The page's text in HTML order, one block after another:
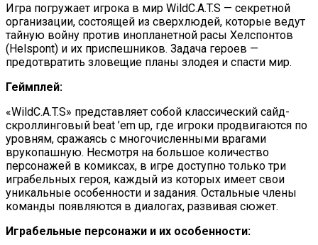
Игра погружает игрока в мир WildC.A.T.S — секретной
организации, состоящей из сверхлюдей, которые ведут
тайную войну против инопланетной расы Хелспонтов
(Helspont) и их приспешников. Задача героев —
предотвратить зловещие планы злодея и спасти мир.
Геймплей:
«WildC.A.T.S» представляет собой классический сайд-
скроллинговый beat ’em up, где игроки продвигаются по
уровням, сражаясь с многочисленными врагами
врукопашную. Несмотря на большое количество
персонажей в комиксах, в игре доступно только три
играбельных героя, каждый из которых имеет свои
уникальные особенности и задания. Остальные члены
команды появляются в диалогах, развивая сюжет.
Играбельные персонажи и их особенности: